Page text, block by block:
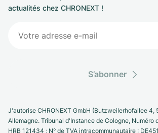
actualités chez CHRONEXT !
S’abonner
J'autorise CHRONEXT GmbH (Butzweilerhofallee 4,
Allemagne. Tribunal d'Instance de Cologne, Numéro
HRB 121434 ; N° de TVA intracommunautaire :